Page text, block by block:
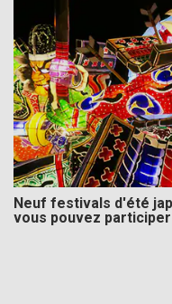
Neuf festivals d'été
vous pouvez participer